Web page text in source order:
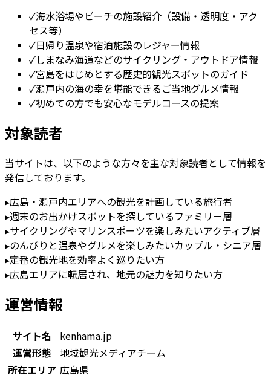
✓海水浴場やビーチの施設紹介（設備・透明度・アク
セス等）
✓日帰り温泉や宿泊施設のレジャー情報
✓しまなみ海道などのサイクリング・アウトドア情報
✓宮島をはじめとする歴史的観光スポットのガイド
✓瀬戸内の海の幸を堪能できるご当地グルメ情報
✓初めての方でも安心なモデルコースの提案
対象読者
当サイトは、以下のような方々を主な対象読者として情報を
発信しております。
▸広島・瀬戸内エリアへの観光を計画している旅行者
▸週末のお出かけスポットを探しているファミリー層
▸サイクリングやマリンスポーツを楽しみたいアクティブ層
▸のんびりと温泉やグルメを楽しみたいカップル・シニア層
▸定番の観光地を効率よく巡りたい方
▸広島エリアに転居され、地元の魅力を知りたい方
運営情報
サイト名
kenhama.jp
運営形態
地域観光メディアチーム
所在エリア 広島県